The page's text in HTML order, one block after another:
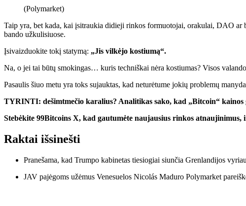
(Polymarket)
Taip yra, bet kada, kai įsitraukia didieji rinkos formuotojai, orakulai, DAO ar
bando užkulisiuose.
Įsivaizduokite tokį statymą: „Jis vilkėjo kostiumą“.
Na, o jei tai būtų smokingas… kuris techniškai nėra kostiumas? Visos
Pasaulis šiuo metu yra toks sujauktas, kad neturėtume jokių problemų
TYRINTI: dešimtmečio karalius? Analitikas sako, kad „Bitcoin“ kainos
Stebėkite 99Bitcoins X, kad gautumėte naujausius rinkos
Raktai išsinešti
Pranešama, kad Trumpo kabinetas tiesiogiai siunčia Grenlandijos
JAV pajėgoms užėmus Venesuelos Nicolás Maduro Polymarket